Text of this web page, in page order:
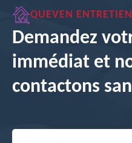
infiltrations d'eau,
QUEVEN ENTRETIEN
Demandez
immédiat et
contactons